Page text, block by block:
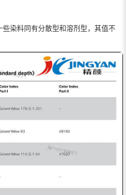
染料同有分散型和溶剂型，其值不